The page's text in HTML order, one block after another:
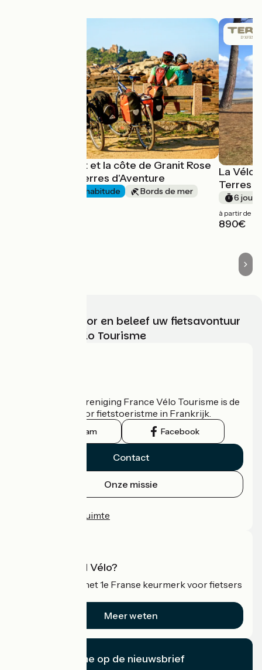
L'île de Bréhat et la côte de Granit Rose
à vélo avec Terres d'Aventure
J'ai l'habitude Bords de mer
La
Terres
6 jours
à partir de
890€
Kies, bereid voor en beleef uw fietsavontuur
met France Vélo Tourisme
De nationale vereniging France Vélo Tourisme is de
officiële gids voor fietstoeristme in Frankrijk.
Instagram Facebook
Contact
Onze missie
Professionele ruimte
Wat is Accueil Vélo?
Accueil Vélo is het 1e Franse keurmerk voor fietsers
Meer weten
Ik abonneer me op de nieuwsbrief